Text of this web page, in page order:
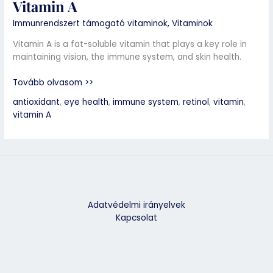
Vitamin A
Immunrendszert támogató vitaminok,Vitaminok
Vitamin A is a fat-soluble vitamin that plays a key role in
maintaining vision, the immune system, and skin health.
Tovább olvasom >>
antioxidant,eye health,immune system,retinol,vitamin,
vitamin A
Adatvédelmi irányelvek
Kapcsolat